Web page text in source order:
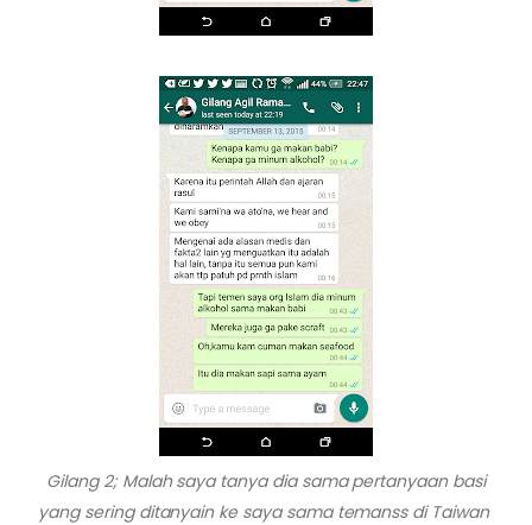
Gilang 2; Malah saya tanya dia sama pertanyaan basi
yang sering ditanyain ke saya sama temanss di Taiwan